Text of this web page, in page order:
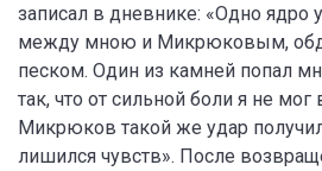
записал в дневнике: «Одно ядро
между мною и Микрюковым,
песком. Один из камней попал
так, что от сильной боли я не
Микрюков такой же удар
лишился чувств». После